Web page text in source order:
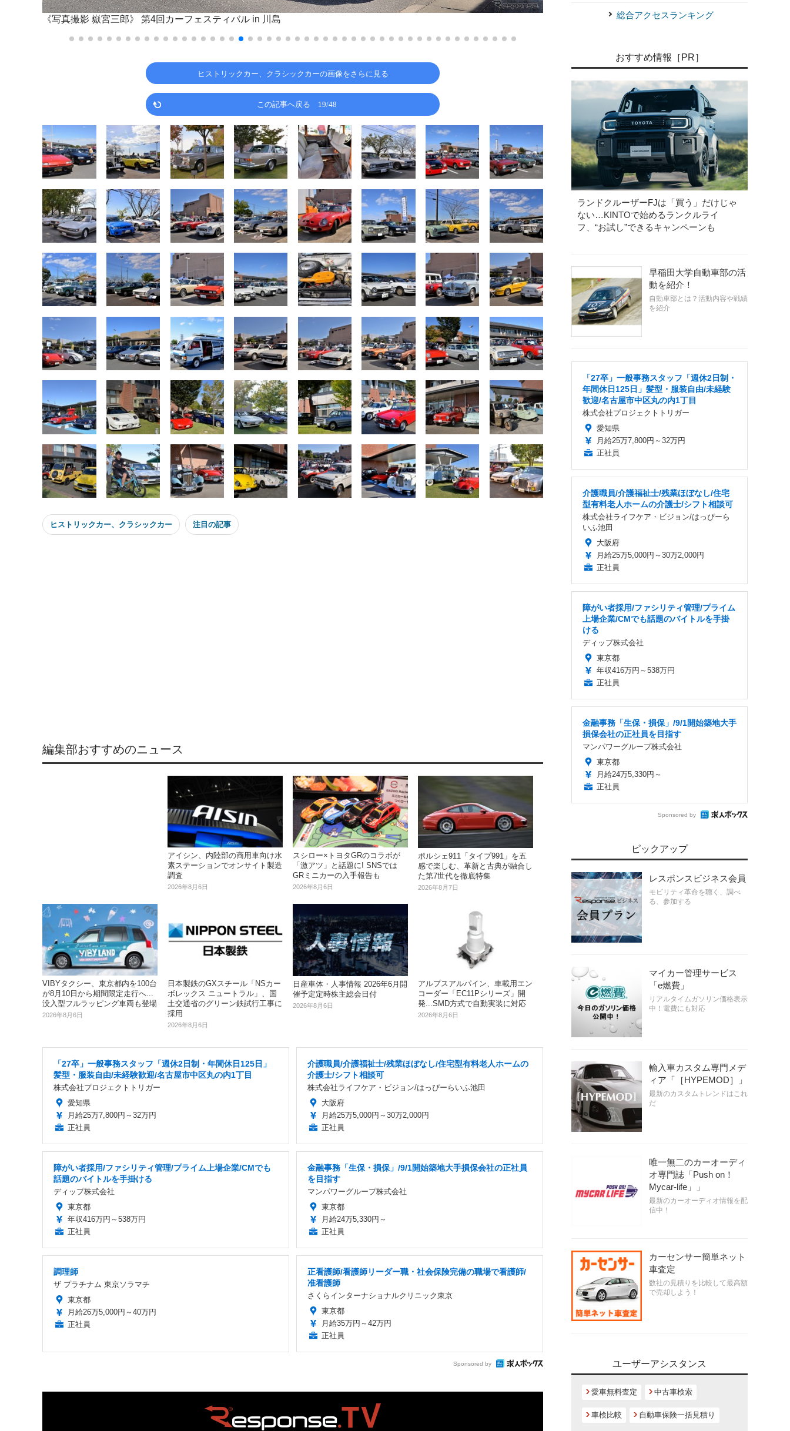
《写真撮影 嶽宮三郎》 第4回カーフェスティバル in 川島 《写真撮影 嶽宮三郎》 第4回カーフェスティバル in 川島
ヒストリックカー、クラシックカーの画像をさらに見る
この記事へ戻る 19/48
ヒストリックカー、クラシックカー 注目の記事
編集部おすすめのニュース
アイシン、内陸部の商用車向け水
素ステーションでオンサイト製造
調査
2026年8月6日
スシロー×トヨタGRのコラボが
「激アツ」と話題に! SNSでは
GRミニカーの入手報告も
2026年8月6日
ポルシェ911「タイプ991」を五
感で楽しむ、革新と古典が融合し
た第7世代を徹底特集
2026年8月7日
VIBYタクシー、東京都内を100台
が8月10日から期間限定走行へ...
没入型フルラッピング車両も登場
2026年8月6日
日本製鉄のGXスチール「NSカー
ボレックス ニュートラル」、国
土交通省のグリーン鉄試行工事に
採用
2026年8月6日
日産車体・人事情報 2026年6月開
催予定定時株主総会日付
2026年8月6日
アルプスアルパイン、車載用エン
コーダー「EC11Pシリーズ」開
発...SMD方式で自動実装に対応
2026年8月6日
「27卒」一般事務スタッフ「週休2日制・年間休日125日」
髪型・服装自由/未経験歓迎/名古屋市中区丸の内1丁目
株式会社プロジェクトトリガー
愛知県
月給25万7,800円～32万円
正社員
介護職員/介護福祉士/残業ほぼなし/住宅型有料老人ホームの
介護士/シフト相談可
株式会社ライフケア・ビジョン/はっぴーらいふ池田
大阪府
月給25万5,000円～30万2,000円
正社員
障がい者採用/ファシリティ管理/プライム上場企業/CMでも
話題のバイトルを手掛ける
ディップ株式会社
東京都
年収416万円～538万円
正社員
金融事務「生保・損保」/9/1開始築地大手損保会社の正社員
を目指す
マンパワーグループ株式会社
東京都
月給24万5,330円～
正社員
調理師
ザ プラチナム 東京ソラマチ
東京都
月給26万5,000円～40万円
正社員
正看護師/看護師リーダー職・社会保険完備の職場で看護師/
准看護師
さくらインターナショナルクリニック東京
東京都
月給35万円～42万円
正社員
Sponsored by
総合アクセスランキング
おすすめ情報［PR］
ランドクルーザーFJは「買う」だけじゃ
ない…KINTOで始めるランクルライ
フ、“お試し”できるキャンペーンも
早稲田大学自動車部の活
動を紹介！
自動車部とは？活動内容や戦績
を紹介
「27卒」一般事務スタッフ「週休2日制・
年間休日125日」髪型・服装自由/未経験
歓迎/名古屋市中区丸の内1丁目
株式会社プロジェクトトリガー
愛知県
月給25万7,800円～32万円
正社員
介護職員/介護福祉士/残業ほぼなし/住宅
型有料老人ホームの介護士/シフト相談可
株式会社ライフケア・ビジョン/はっぴーら
いふ池田
大阪府
月給25万5,000円～30万2,000円
正社員
障がい者採用/ファシリティ管理/プライム
上場企業/CMでも話題のバイトルを手掛
ける
ディップ株式会社
東京都
年収416万円～538万円
正社員
金融事務「生保・損保」/9/1開始築地大手
損保会社の正社員を目指す
マンパワーグループ株式会社
東京都
月給24万5,330円～
正社員
Sponsored by
ピックアップ
レスポンスビジネス会員
モビリティ革命を聴く、調べ
る、参加する
マイカー管理サービス
「e燃費」
リアルタイムガソリン価格表示
中！電費にも対応
輸入車カスタム専門メデ
ィア「［HYPEMOD］」
最新のカスタムトレンドはこれ
だ
唯一無二のカーオーディ
オ専門誌「Push on！
Mycar-life」」
最新のカーオーディオ情報を配
信中！
カーセンサー簡単ネット
車査定
数社の見積りを比較して最高額
で売却しよう！
ユーザーアシスタンス
愛車無料査定 中古車検索
車検比較 自動車保険一括見積り